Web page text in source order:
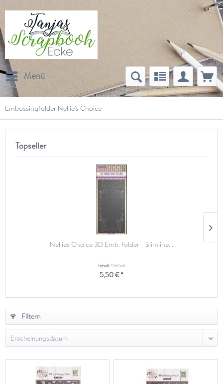
Menü
Embossingfolder Nellie's Choice
Topseller
Nellies Choice 3D Emb. folder - Slimline...
Inhalt1 Stück
5,50 € *
Filtern